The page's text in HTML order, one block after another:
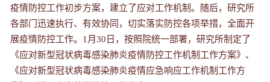
疫情防控工作初步方案，建立了应对工作机制。随后，研究所
各部门迅速执行、有效协同，切实落实防控各项举措，全面开
展疫情防控工作。1月30日，按照院统一部署，研究所制定了
《应对新型冠状病毒感染肺炎疫情防控工作机制工作方案》、
《应对新型冠状病毒感染肺炎疫情应急响应工作机制工作方